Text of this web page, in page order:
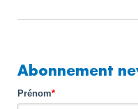
Abonnement
Prénom*